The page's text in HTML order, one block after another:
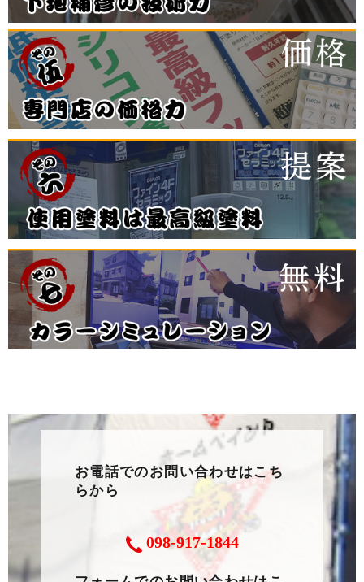
お電話でのお問い合わせはこち
らから
098-917-1844